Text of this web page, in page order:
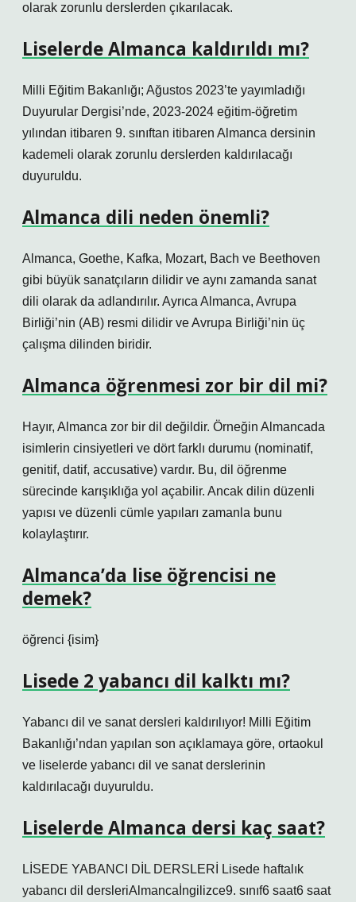
olarak zorunlu derslerden çıkarılacak.
Liselerde Almanca kaldırıldı mı?
Milli Eğitim Bakanlığı; Ağustos 2023’te yayımladığı
Duyurular Dergisi’nde, 2023-2024 eğitim-öğretim
yılından itibaren 9. sınıftan itibaren Almanca dersinin
kademeli olarak zorunlu derslerden kaldırılacağı
duyuruldu.
Almanca dili neden önemli?
Almanca, Goethe, Kafka, Mozart, Bach ve Beethoven
gibi büyük sanatçıların dilidir ve aynı zamanda sanat
dili olarak da adlandırılır. Ayrıca Almanca, Avrupa
Birliği’nin (AB) resmi dilidir ve Avrupa Birliği’nin üç
çalışma dilinden biridir.
Almanca öğrenmesi zor bir dil mi?
Hayır, Almanca zor bir dil değildir. Örneğin Almancada
isimlerin cinsiyetleri ve dört farklı durumu (nominatif,
genitif, datif, accusative) vardır. Bu, dil öğrenme
sürecinde karışıklığa yol açabilir. Ancak dilin düzenli
yapısı ve düzenli cümle yapıları zamanla bunu
kolaylaştırır.
Almanca’da lise öğrencisi ne
demek?
öğrenci {isim}
Lisede 2 yabancı dil kalktı mı?
Yabancı dil ve sanat dersleri kaldırılıyor! Milli Eğitim
Bakanlığı’ndan yapılan son açıklamaya göre, ortaokul
ve liselerde yabancı dil ve sanat derslerinin
kaldırılacağı duyuruldu.
Liselerde Almanca dersi kaç saat?
LİSEDE YABANCI DİL DERSLERİ Lisede haftalık
yabancı dil dersleriAlmancaİngilizce9. sınıf6 saat6 saat